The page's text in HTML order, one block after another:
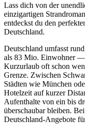
Lass dich von der
einzigartigen
entdeckst du den
Deutschland.
Deutschland umfasst
als 83 Mio. Einwohner —
Kurzurlaub oft schon
Grenze. Zwischen
Städten wie München
Hotelzeit auf kurzer
Aufenthalte von ein bis
überschaubar bleiben.
Deutschland-Angebote